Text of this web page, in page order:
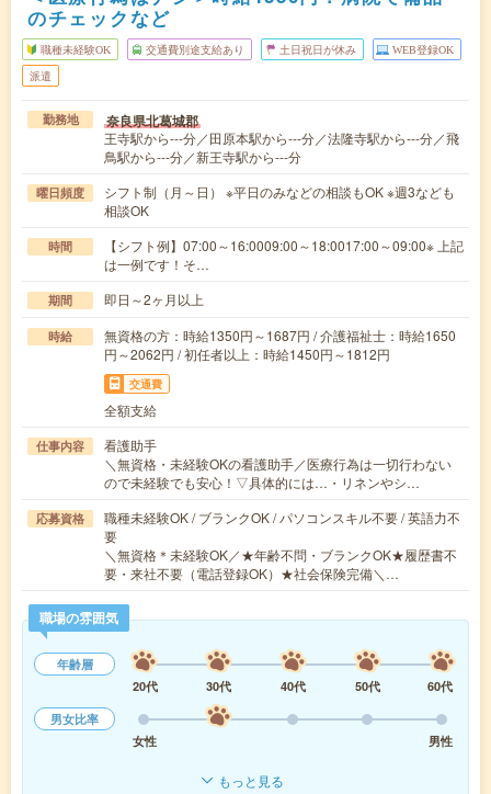
のチェックなど
職種未経験OK 交通費別途支給あり 土日祝日が休み WEB登録OK
派遣
勤務地 奈良県北葛城郡
王寺駅から---分／田原本駅から---分／法隆寺駅から---分／飛
鳥駅から---分／新王寺駅から---分
曜日頻度
シフト制（月～日） ※平日のみなどの相談もOK ※週3なども
相談OK
時間
【シフト例】07:00～16:0009:00～18:0017:00～09:00※ 上記
は一例です！そ…
期間 即日～2ヶ月以上
時給
無資格の方：時給1350円～1687円 / 介護福祉士：時給1650
円～2062円 / 初任者以上：時給1450円～1812円
交通費
全額支給
仕事内容
看護助手
＼無資格・未経験OKの看護助手／医療行為は一切行わない
ので未経験でも安心！▽具体的には…・リネンやシ…
応募資格
職種未経験OK / ブランクOK / パソコンスキル不要 / 英語力不
要
＼無資格＊未経験OK／★年齢不問・ブランクOK★履歴書不
要・来社不要（電話登録OK）★社会保険完備＼…
職場の雰囲気
年齢層
20代
30代 40代 50代
60代
男女比率
女性
男性
もっと見る